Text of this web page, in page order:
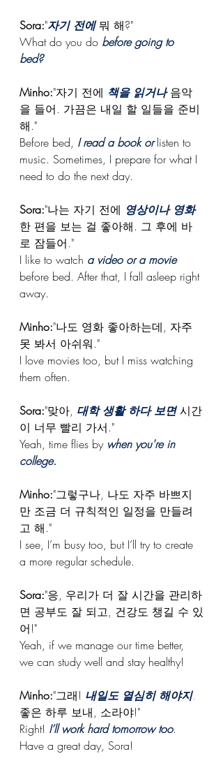
Sora:"자기 전에 뭐 해?"
What do you do before going to
bed?
Minho:"자기 전에 책을 읽거나 음악
을 들어. 가끔은 내일 할 일들을 준비
해."
Before bed, I read a book or listen to
music. Sometimes, I prepare for what I
need to do the next day.
Sora:"나는 자기 전에 영상이나 영화
한 편을 보는 걸 좋아해. 그 후에 바
로 잠들어."
I like to watch a video or a movie
before bed. After that, I fall asleep right
away.
Minho:"나도 영화 좋아하는데, 자주
못 봐서 아쉬워."
I love movies too, but I miss watching
them often.
Sora:"맞아, 대학 생활 하다 보면 시간
이 너무 빨리 가서."
Yeah, time flies by when you're in
college.
Minho:"그렇구나, 나도 자주 바쁘지
만 조금 더 규칙적인 일정을 만들려
고 해."
I see, I’m busy too, but I’ll try to create
a more regular schedule.
Sora:"응, 우리가 더 잘 시간을 관리하
면 공부도 잘 되고, 건강도 챙길 수 있
어!"
Yeah, if we manage our time better,
we can study well and stay healthy!
Minho:"그래! 내일도 열심히 해야지.
좋은 하루 보내, 소라야!"
Right! I’ll work hard tomorrow too.
Have a great day, Sora!